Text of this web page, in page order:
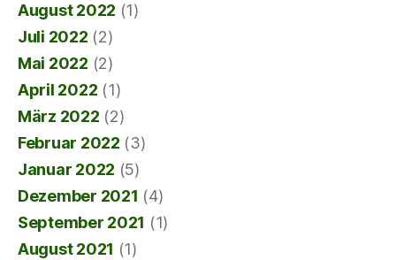
August 2022 (1)
Juli 2022 (2)
Mai 2022 (2)
April 2022 (1)
März 2022 (2)
Februar 2022 (3)
Januar 2022 (5)
Dezember 2021 (4)
September 2021 (1)
August 2021 (1)